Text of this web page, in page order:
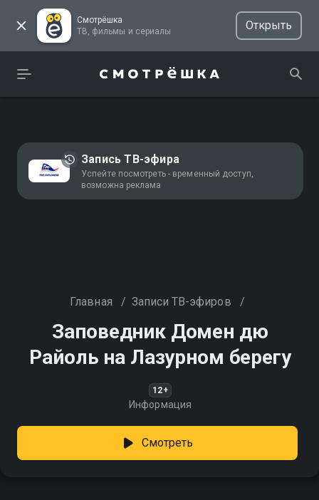
Смотрёшка
ТВ, фильмы и сериалы
Открыть
Запись ТВ-эфира
Успейте посмотреть - временный доступ,
возможна реклама
Главная / Записи ТВ-эфиров /
Заповедник Домен дю
Райоль на Лазурном берегу
12+
Информация
Смотреть